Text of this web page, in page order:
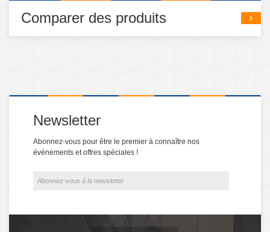
Comparer des produits
Newsletter
Abonnez-vous pour être le premier à connaître nos
événements et offres spéciales !